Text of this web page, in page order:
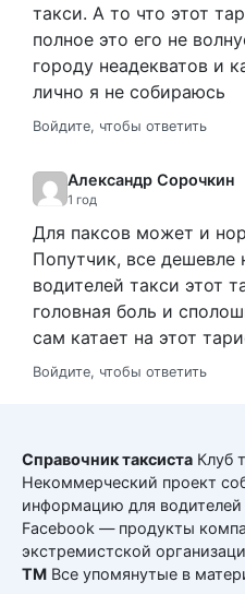
такси. А то что этот
полное это его не
городу неадекватов и
лично я не собираюсь
Войдите, чтобы ответить
Александр Сорочкин
1 год
Для паксов может и
Попутчик, все дешевле
водителей такси этот
головная боль и
сам катает на этот
Войдите, чтобы ответить
Справочник таксиста Клуб
Некоммерческий проект
информацию для водителей
Facebook — продукты
экстремистской
ТМ Все упомянутые в